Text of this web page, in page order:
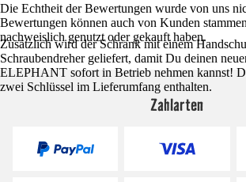
Zusätzlich wird der Schrank mit einem
Schraubendreher geliefert, damit Du deinen
ELEPHANT sofort in Betrieb nehmen kannst!
zwei Schlüssel im Lieferumfang enthalten.
Die Echtheit der Bewertungen wurde von uns
Bewertungen können auch von Kunden
nachweislich genutzt oder gekauft haben.
Zahlarten